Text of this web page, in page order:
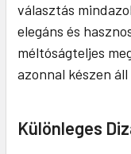
választás
elegáns és
méltóságteljes
azonnal készen
Különleges